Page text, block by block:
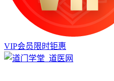
VIP会员限时钜惠